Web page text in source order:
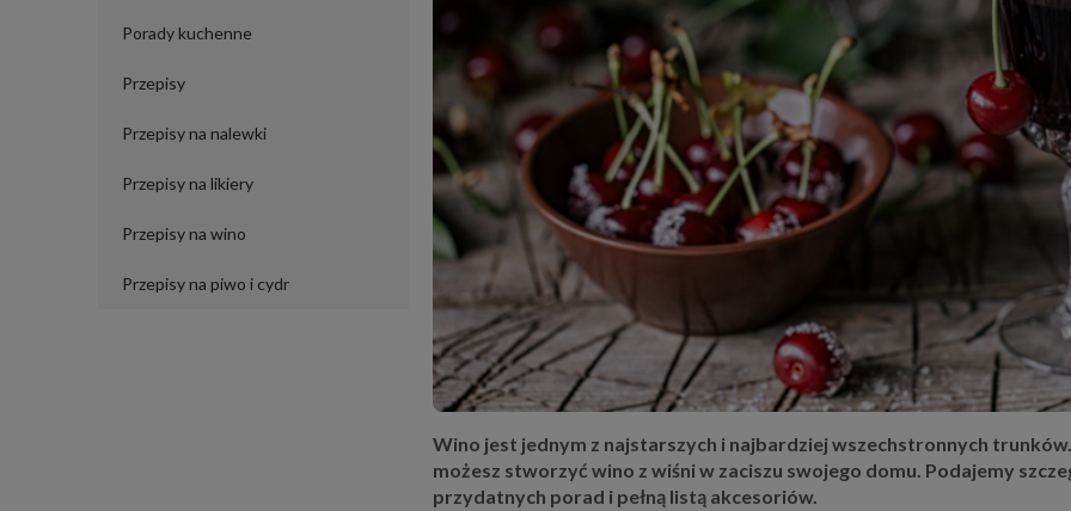
Porady kuchenne
Przepisy
Przepisy na nalewki
Przepisy na likiery
Przepisy na wino
Przepisy na piwo i cydr
Wino jest jednym z najstarszych i najbardziej wszechstronnych
możesz stworzyć wino z wiśni w zaciszu swojego domu. Podajemy
przydatnych porad i pełną listą akcesoriów.